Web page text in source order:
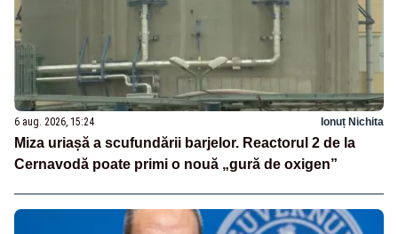
6 aug. 2026, 15:24 Ionuț Nichita
Miza uriașă a scufundării barjelor. Reactorul 2 de la
Cernavodă poate primi o nouă „gură de oxigen”